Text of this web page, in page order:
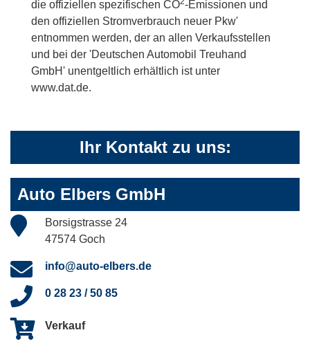
die offiziellen spezifischen CO -Emissionen und
den offiziellen Stromverbrauch neuer Pkw'
entnommen werden, der an allen Verkaufsstellen
und bei der 'Deutschen Automobil Treuhand
GmbH' unentgeltlich erhältlich ist unter
www.dat.de.
Ihr Kontakt zu uns:
Auto Elbers GmbH
Borsigstrasse 24
47574 Goch
info@auto-elbers.de
0 28 23 / 50 85
Verkauf